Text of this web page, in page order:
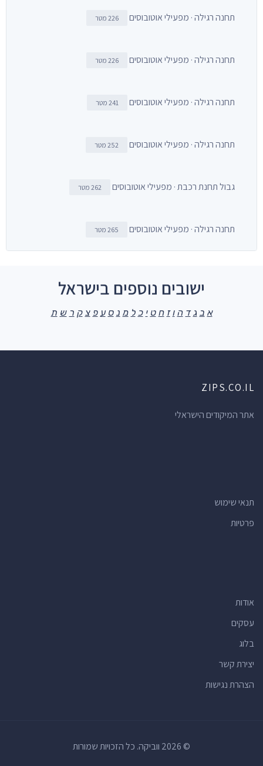
תחנה רגילה · מפעילי אוטובוסים 226 מטר
תחנה רגילה · מפעילי אוטובוסים 226 מטר
תחנה רגילה · מפעילי אוטובוסים 241 מטר
תחנה רגילה · מפעילי אוטובוסים 252 מטר
גבול תחנת רכבת · מפעילי אוטובוסים 262 מטר
תחנה רגילה · מפעילי אוטובוסים 265 מטר
ישובים נוספים בישראל
א ב ג ד ה ו ז ח ט י כ ל מ נ ס ע פ צ ק ר ש ת
ZIPS.CO.IL
אתר המיקודים הישראלי
תנאי שימוש
פרטיות
אודות
עסקים
בלוג
יצירת קשר
הצהרת נגישות
© 2026 ווביקה. כל הזכויות שמורות